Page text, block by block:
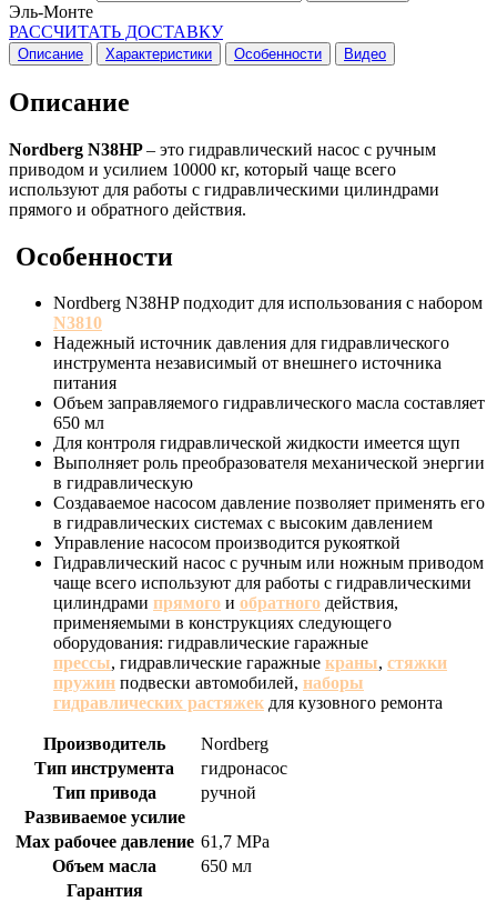
Эль-Монте
РАССЧИТАТЬ ДОСТАВКУ
Описание Характеристики Особенности Видео
Описание
Nordberg N38HP– это гидравлический насос с ручным
приводом и усилием 10000 кг, который чаще всего
используют для работы с гидравлическими цилиндрами
прямого и обратного действия.
Особенности
Nordberg N38HP подходит для использования с набором
N3810
Надежный источник давления для гидравлического
инструмента независимый от внешнего источника
питания
Объем заправляемого гидравлического масла составляет
650 мл
Для контроля гидравлической жидкости имеется щуп
Выполняет роль преобразователя механической энергии
в гидравлическую
Создаваемое насосом давление позволяет применять его
в гидравлических системах с высоким давлением
Управление насосом производится рукояткой
Гидравлический насос с ручным или ножным приводом
чаще всего используют для работы с гидравлическими
цилиндрами прямого и обратного действия,
применяемыми в конструкциях следующего
оборудования: гидравлические гаражные
прессы, гидравлические гаражные краны, стяжки
пружин подвески автомобилей, наборы
гидравлических растяжек для кузовного ремонта
Производитель
Nordberg
Тип инструмента
гидронасос
Тип привода
ручной
Развиваемое усилие
Max рабочее давление 61,7 MPa
Объем масла
650 мл
Гарантия